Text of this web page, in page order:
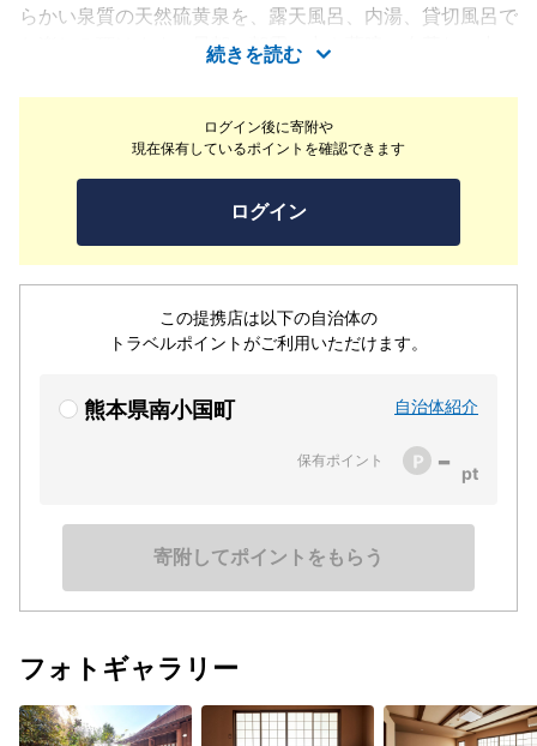
ログイン後に寄附や
現在保有しているポイントを確認できます
ログイン
この提携店は以下の自治体の
トラベルポイントがご利用いただけます。
熊本県南小国町 自治体紹介
保有ポイント -
寄附してポイントをもらう
らかい泉質の天然硫黄泉を、露天風呂、内湯、貸切風呂で
お楽しみ頂けます。早朝の朝霧の中や薄暗い夕暮れの中、
幻想的な自然に囲まれた心と身体に沁みる癒しの湯はいか
がでしょう。お部屋は和モダンなツインベッドと、のんび
り寛げる和室をご用意致しております。筑後川源流の美味
しい水と豊かな自然の中で育った地の食材を使った料理も
ご満喫下さいませ。
続きを読む
フォトギャラリー